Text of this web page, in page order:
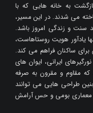
به خانه هایی که با
می شدند. در این مسیر،
سنت و زندگی امروز باشد.
یادآور هویت روستاهاست،
ساکنان فراهم می کند.
ایرانی، ایوان های
مقاوم و مقرون به صرفه
طراحی هایی می توانند
معماری بومی و حس آرامش